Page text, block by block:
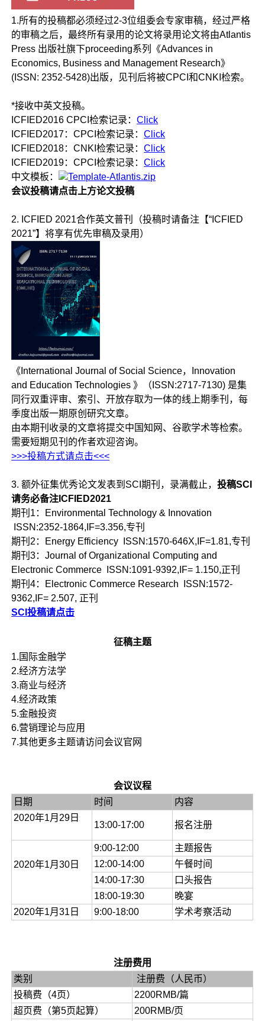
1.所有的投稿都必须经过2-3位组委会专家审稿，经过严格
的审稿之后，最终所有录用的论文将录用论文将由Atlantis
Press 出版社旗下proceeding系列《Advances in
Economics, Business and Management Research》
(ISSN: 2352-5428)出版，见刊后将被CPCI和CNKI检索。
*接收中英文投稿。
ICFIED2016 CPCI检索记录：Click
ICFIED2017：CPCI检索记录：Click
ICFIED2018：CNKI检索记录：Click
ICFIED2019：CPCI检索记录：Click
中文模板：
Template-Atlantis.zip
会议投稿请点击上方论文投稿
2. ICFIED 2021合作英文普刊（投稿时请备注【“ICFIED
2021”】将享有优先审稿及录用）
《International Journal of Social Science，Innovation
and Education Technologies 》（ISSN:2717-7130) 是集
同行双重评审、索引、开放存取为一体的线上期季刊，每
季度出版一期原创研究文章。
由本期刊收录的文章将提交中国知网、谷歌学术等检索。
需要短期见刊的作者欢迎咨询。
>>>投稿方式请点击<<<
3. 额外征集优秀论文发表到SCI期刊，录满截止，投稿SCI
请务必备注ICFIED2021
期刊1：Environmental Technology & Innovation
ISSN:2352-1864,IF=3.356,专刊
期刊2：Energy Efficiency ISSN:1570-646X,IF=1.81,专刊
期刊3：Journal of Organizational Computing and
Electronic Commerce ISSN:1091-9392,IF= 1.150,正刊
期刊4：Electronic Commerce Research ISSN:1572-
9362,IF= 2.507, 正刊
SCI投稿请点击
征稿主题
1.国际金融学
2.经济方法学
3.商业与经济
4.经济政策
5.金融投资
6.营销理论与应用
7.其他更多主题请访问会议官网
会议议程
日期
时间
内容
2020年1月29日
13:00-17:00 报名注册
2020年1月30日
9:00-12:00
主题报告
12:00-14:00
午餐时间
14:00-17:30
口头报告
18:00-19:30
晚宴
2020年1月31日
9:00-18:00 学术考察活动
注册费用
类别
注册费（人民币）
投稿费（4页）
2200RMB/篇
超页费（第5页起算）
200RMB/页